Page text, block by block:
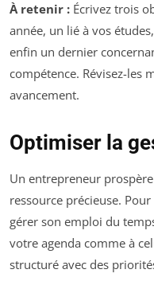
À retenir : Écrivez trois
année, un lié à vos
enfin un dernier
compétence. Révisez-les
avancement.
Optimiser la
Un entrepreneur
ressource précieuse.
gérer son emploi du
votre agenda comme à
structuré avec des